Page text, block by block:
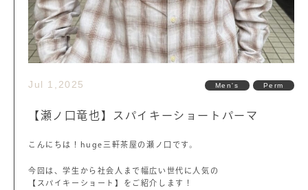
Jul 1,2025 Men's Perm
【瀬ノ口竜也】スパイキーショートパーマ
こんにちは！huge三軒茶屋の瀬ノ口です。
今回は、学生から社会人まで幅広い世代に人気の
【スパイキーショート】をご紹介します！